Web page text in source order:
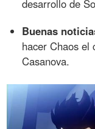
desarrollo de
Buenas
hacer Chaos el
Casanova.